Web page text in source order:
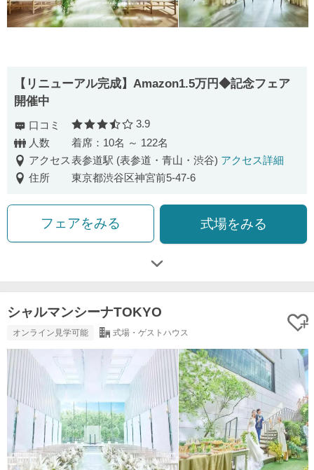
【リニューアル完成】Amazon1.5万円◆記念フェア
開催中
口コミ 口コミ評価
3.9
人数
着席：10名 ～ 122名
アクセス表参道駅 (表参道・青山・渋谷) アクセス詳細
住所
東京都渋谷区神宮前5-47-6
フェアをみる 式場をみる
シャルマンシーナTOKYO
オンライン見学可能 式場・ゲストハウス